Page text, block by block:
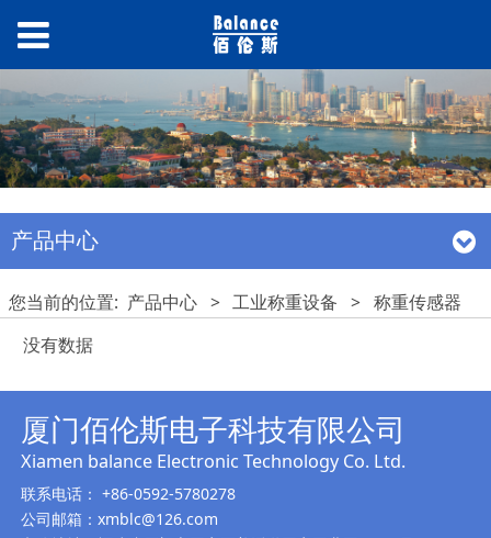
产品中心
您当前的位置: 产品中心 > 工业称重设备 > 称重传感器
没有数据
厦门佰伦斯电子科技有限公司
Xiamen balance Electronic Technology Co. Ltd.
联系电话： +86-0592-5780278
公司邮箱：xmblc@126.com